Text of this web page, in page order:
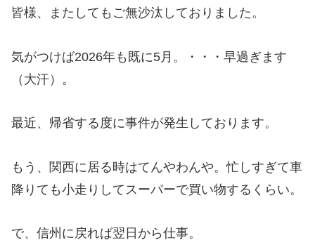
皆様、またしてもご無沙汰しておりました。
気がつけば2026年も既に5月。・・・早過ぎます
（大汗）。
最近、帰省する度に事件が発生しております。
もう、関西に居る時はてんやわんや。忙しすぎて車
降りても小走りしてスーパーで買い物するくらい。
で、信州に戻れば翌日から仕事。